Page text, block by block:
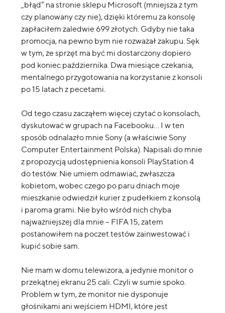
„błąd” na stronie sklepu Microsoft (mniejsza z tym
czy planowany czy nie), dzięki któremu za konsolę
zapłaciłem zaledwie 699 złotych. Gdyby nie taka
promocja, na pewno bym nie rozważał zakupu. Sęk
w tym, że sprzęt ma być mi dostarczony dopiero
pod koniec października. Dwa miesiące czekania,
mentalnego przygotowania na korzystanie z konsoli
po 15 latach z pecetami.
Od tego czasu zacząłem więcej czytać o konsolach,
dyskutować w grupach na Facebooku… I w ten
sposób odnalazło mnie Sony (a właściwie Sony
Computer Entertainment Polska). Napisali do mnie
z propozycją udostępnienia konsoli PlayStation 4
do testów. Nie umiem odmawiać, zwłaszcza
kobietom, wobec czego po paru dniach moje
mieszkanie odwiedził kurier z pudełkiem z konsolą
i paroma grami. Nie było wśród nich chyba
najważniejszej dla mnie – FIFA 15, zatem
postanowiłem na poczet testów zainwestować i
kupić sobie sam.
Nie mam w domu telewizora, a jedynie monitor o
przekątnej ekranu 25 cali. Czyli w sumie spoko.
Problem w tym, że monitor nie dysponuje
głośnikami ani wejściem HDMI, które jest